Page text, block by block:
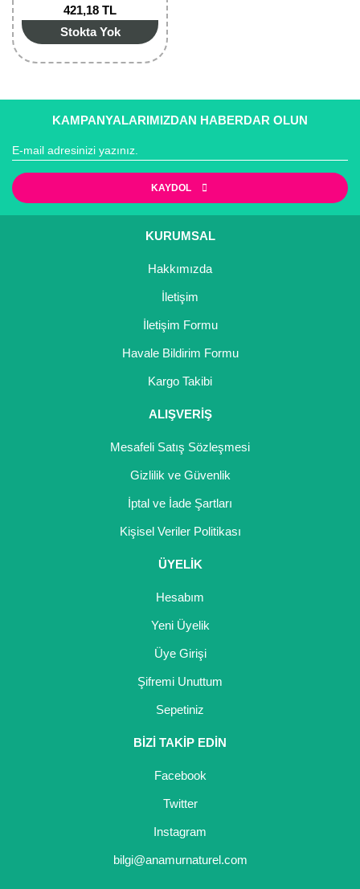
421,18 TL
Stokta Yok
KAMPANYALARIMIZDAN HABERDAR OLUN
KAYDOL
KURUMSAL
Hakkımızda
İletişim
İletişim Formu
Havale Bildirim Formu
Kargo Takibi
ALIŞVERİŞ
Mesafeli Satış Sözleşmesi
Gizlilik ve Güvenlik
İptal ve İade Şartları
Kişisel Veriler Politikası
ÜYELİK
Hesabım
Yeni Üyelik
Üye Girişi
Şifremi Unuttum
Sepetiniz
BİZİ TAKİP EDİN
Facebook
Twitter
Instagram
bilgi@anamurnaturel.com
Keçiboynuzu Fidanı
Kestane Fidanı
Kivi Fidanı
Kızılcık Fidanı
Nadir Çeşit Meyveler